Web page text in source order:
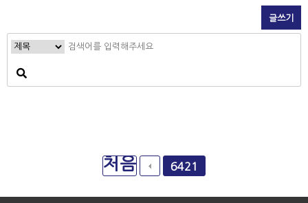
글쓰기
처음 6421